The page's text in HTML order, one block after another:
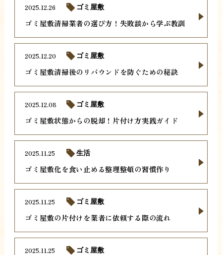
ゴミ屋敷清掃業者の選び方！失敗談から学ぶ教訓
2025.12.26 ゴミ屋敷
ゴミ屋敷清掃後のリバウンドを防ぐための秘訣
2025.12.20 ゴミ屋敷
ゴミ屋敷状態からの脱却！片付け方実践ガイド
2025.12.08 ゴミ屋敷
ゴミ屋敷化を食い止める整理整頓の習慣作り
2025.11.25 生活
ゴミ屋敷の片付けを業者に依頼する際の流れ
2025.11.25 ゴミ屋敷
2025.11.25 ゴミ屋敷